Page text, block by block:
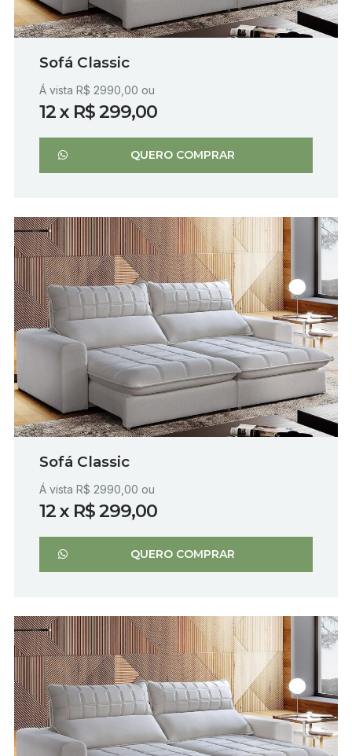
Sofá Classic
Á vista R$ 2990,00 ou
12 x R$ 299,00
QUERO COMPRAR
Sofá Classic
Á vista R$ 2990,00 ou
12 x R$ 299,00
QUERO COMPRAR